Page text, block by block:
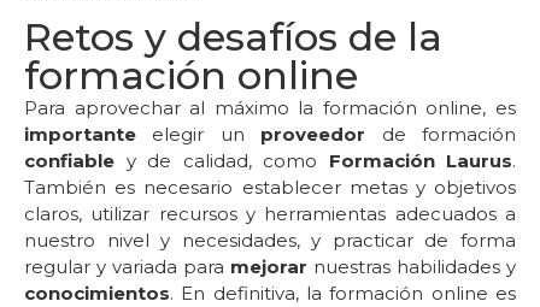
Retos y desafíos de la
formación online
Para aprovechar al máximo la formación online, es
importante elegir un proveedor de formación
confiable y de calidad, como Formación Laurus.
También es necesario establecer metas y objetivos
claros, utilizar recursos y herramientas adecuados a
nuestro nivel y necesidades, y practicar de forma
regular y variada para mejorar nuestras habilidades y
conocimientos. En definitiva, la formación online es